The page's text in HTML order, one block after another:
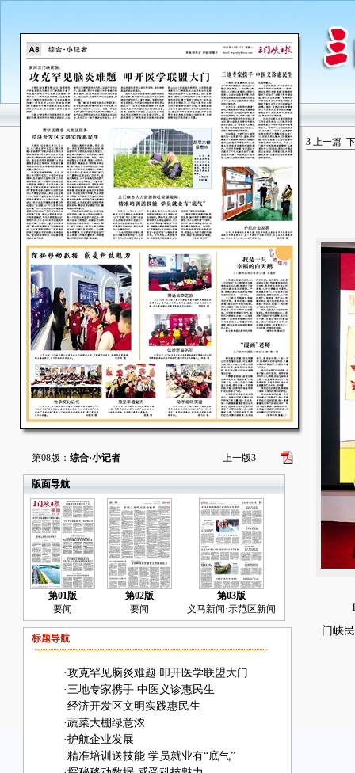
第08版： 综合·小记者 上一版3
版面导航
第01版
要闻
第02版
要闻
第03版
义马新闻·示范区新闻
标题导航
·攻克罕见脑炎难题 叩开医学联盟大门
·三地专家携手 中医义诊惠民生
·经济开发区文明实践惠民生
·蔬菜大棚绿意浓
·护航企业发展
·精准培训送技能 学员就业有“底气”
3 上一篇
门峡